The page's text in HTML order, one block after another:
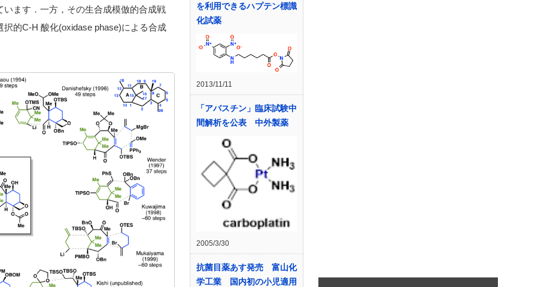
ます．一方，その生合成模倣的合成戦
的C-H 酸化(oxidase phase)による合成
を利用できるハプテン標識
化試薬
2013/11/11
「アバスチン」臨床試験中
間解析を公表 中外製薬
2005/3/30
抗菌目薬あす発売 富山化
学工業 国内初の小児適用